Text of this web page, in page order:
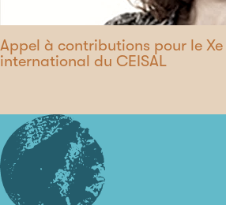
Appel à contributions pour le
international du CEISAL